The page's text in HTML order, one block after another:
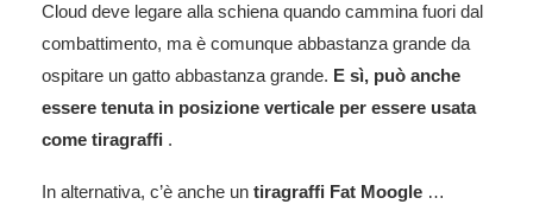
Cloud deve legare alla schiena quando cammina fuori dal
combattimento, ma è comunque abbastanza grande da
ospitare un gatto abbastanza grande. E sì, può anche
essere tenuta in posizione verticale per essere usata
come tiragraffi .
In alternativa, c’è anche un tiragraffi Fat Moogle …